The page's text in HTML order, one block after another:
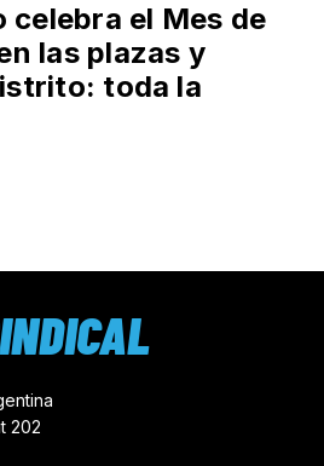
celebra el Mes de
las plazas y
toda la
202